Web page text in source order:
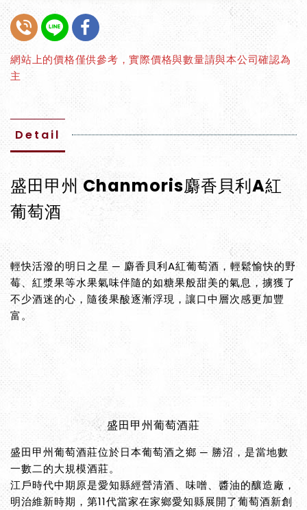
網站上的價格僅供參考，實際價格與數量請與本公司確認為
主
Detail
盛田甲州 Chanmoris麝香貝利A紅
葡萄酒
輕快活潑的明日之星 ─ 麝香貝利A紅葡萄酒，輕鬆愉快的野
莓、紅漿果等水果氣味伴隨的如糖果般甜美的氣息，擄獲了
不少酒迷的心，隨後果酸逐漸浮現，讓口中層次感更加豐
富。
盛田甲州葡萄酒莊
盛田甲州葡萄酒莊位於日本葡萄酒之鄉 ─ 勝沼，是當地數
一數二的大規模酒莊。
江戶時代中期原是愛知縣經營清酒、味噌、醬油的釀造廠，
明治維新時期，第11代當家在家鄉愛知縣展開了葡萄酒新創